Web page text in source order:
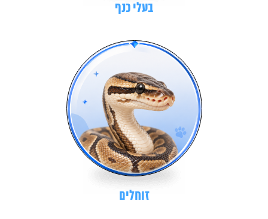
בעלי כנף
זוחלים